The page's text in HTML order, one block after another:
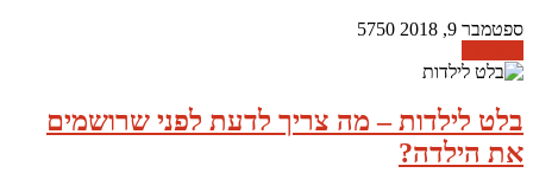
ספטמבר 9, 2018
בלט לילדות – מה צריך לדעת לפני שרושמים
את הילדה?